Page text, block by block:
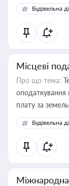
Будівельна
Місцеві
Про що тема:
оподаткування
Будівельна
Міжнародна